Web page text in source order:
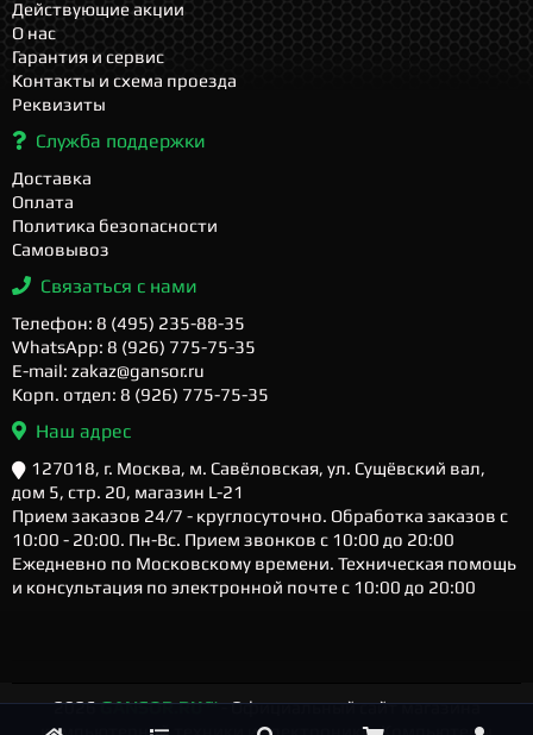
Действующие акции
О нас
Гарантия и сервис
Контакты и схема проезда
Реквизиты
Служба поддержки
Доставка
Оплата
Политика безопасности
Самовывоз
Связаться с нами
Телефон: 8 (495) 235-88-35
WhatsApp: 8 (926) 775-75-35
E-mail: zakaz@gansor.ru
Корп. отдел: 8 (926) 775-75-35
Наш адрес
127018, г. Москва, м. Савёловская, ул. Сущёвский вал,
дом 5, стр. 20, магазин L-21
Прием заказов 24/7 - круглосуточно. Обработка заказов с
10:00 - 20:00. Пн-Вс. Прием звонков с 10:00 до 20:00
Ежедневно по Московскому времени. Техническая помощь
и консультация по электронной почте с 10:00 до 20:00
2026GANSOR.RU ™- Официальный сайт магазина
компьютерной техники и электроники. Компьютеры